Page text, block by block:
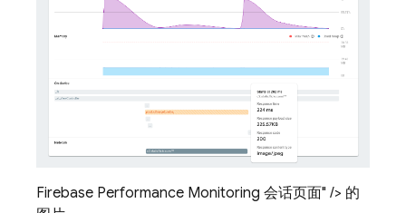
Firebase Performance Monitoring 会话页面" /> 的